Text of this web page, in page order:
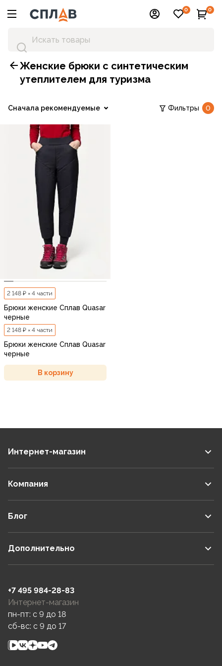
0 0
Женские брюки с синтетическим
утеплителем для туризма
Сначала рекомендуемые Фильтры 0
2 148 ₽ × 4 части
Брюки женские Сплав Quasar
черные
2 148 ₽ × 4 части
Брюки женские Сплав Quasar
черные
В корзину
Интернет-магазин
Компания
Блог
Дополнительно
+7 495 984-28-83
Интернет-магазин
пн-пт: c 9 до 18
сб-вс: c 9 до 17